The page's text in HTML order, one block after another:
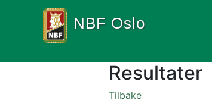
NBF Oslo
Resultater
Tilbake